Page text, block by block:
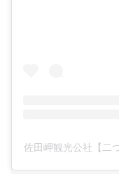
佐田岬観光公社【二